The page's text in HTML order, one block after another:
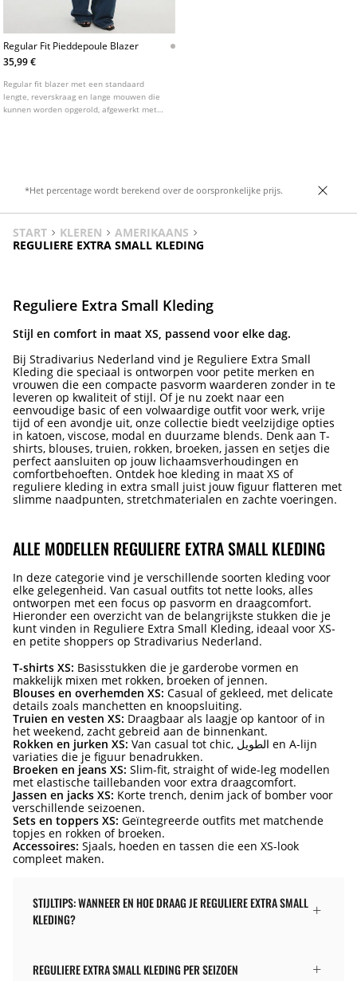
Regular Fit Pieddepoule Blazer
35,99 €
Regular fit blazer met een standaard
lengte, reverskraag en lange mouwen die
kunnen worden opgerold, afgewerkt met
*Het percentage wordt berekend over de oorspronkelijke prijs.
START KLEREN
AMERIKAANS
REGULIERE EXTRA SMALL KLEDING
Reguliere Extra Small Kleding
Stijl en comfort in maat XS, passend voor elke dag.
Bij Stradivarius Nederland vind je Reguliere Extra Small
Kleding die speciaal is ontworpen voor petite merken en
vrouwen die een compacte pasvorm waarderen zonder in te
leveren op kwaliteit of stijl. Of je nu zoekt naar een
eenvoudige basic of een volwaardige outfit voor werk, vrije
tijd of een avondje uit, onze collectie biedt veelzijdige opties
in katoen, viscose, modal en duurzame blends. Denk aan T-
shirts, blouses, truien, rokken, broeken, jassen en setjes die
perfect aansluiten op jouw lichaamsverhoudingen en
comfortbehoeften. Ontdek hoe kleding in maat XS of
reguliere kleding in extra small juist jouw figuur flatteren met
slimme naadpunten, stretchmaterialen en zachte voeringen.
ALLE MODELLEN REGULIERE EXTRA SMALL KLEDING
In deze categorie vind je verschillende soorten kleding voor
elke gelegenheid. Van casual outfits tot nette looks, alles
ontworpen met een focus op pasvorm en draagcomfort.
Hieronder een overzicht van de belangrijkste stukken die je
kunt vinden in Reguliere Extra Small Kleding, ideaal voor XS-
en petite shoppers op Stradivarius Nederland.
T-shirts XS: Basisstukken die je garderobe vormen en
makkelijk mixen met rokken, broeken of jennen.
Blouses en overhemden XS: Casual of gekleed, met delicate
details zoals manchetten en knoopsluiting.
Truien en vesten XS: Draagbaar als laagje op kantoor of in
het weekend, zacht gebreid aan de binnenkant.
Rokken en jurken XS: Van casual tot chic, الطويل en A-lijn
variaties die je figuur benadrukken.
Broeken en jeans XS: Slim-fit, straight of wide-leg modellen
met elastische taillebanden voor extra draagcomfort.
Jassen en jacks XS: Korte trench, denim jack of bomber voor
verschillende seizoenen.
Sets en toppers XS: Geïntegreerde outfits met matchende
topjes en rokken of broeken.
Accessoires: Sjaals, hoeden en tassen die een XS-look
compleet maken.
STIJLTIPS: WANNEER EN HOE DRAAG JE REGULIERE EXTRA SMALL
KLEDING?
REGULIERE EXTRA SMALL KLEDING PER SEIZOEN